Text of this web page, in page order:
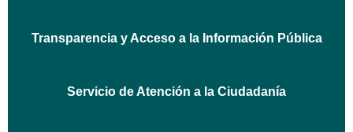
Transparencia y Acceso a la Información Pública
Servicio de Atención a la Ciudadanía